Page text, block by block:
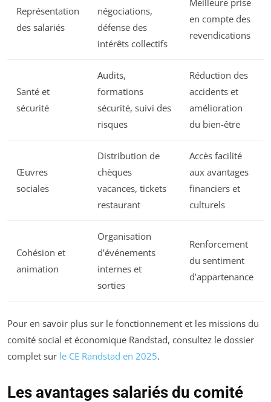
Représentation
des salariés
négociations,
défense des
intérêts collectifs
Meilleure prise
en compte des
revendications
Santé et
sécurité
Audits,
formations
sécurité, suivi des
risques
Réduction des
accidents et
amélioration
du bien-être
Œuvres
sociales
Distribution de
chèques
vacances, tickets
restaurant
Accès facilité
aux avantages
financiers et
culturels
Cohésion et
animation
Organisation
d’événements
internes et
sorties
Renforcement
du sentiment
d’appartenance
Pour en savoir plus sur le fonctionnement et les missions du
comité social et économique Randstad, consultez le dossier
complet sur le CE Randstad en 2025.
Les avantages salariés du comité